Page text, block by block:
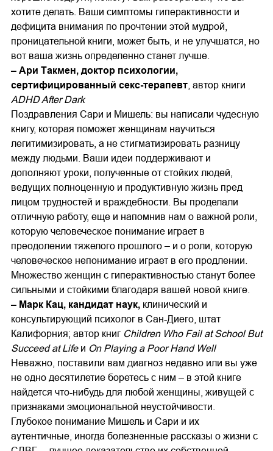
хотите делать. Ваши симптомы гиперактивности и
дефицита внимания по прочтении этой мудрой,
проницательной книги, может быть, и не улучшатся, но
вот ваша жизнь определенно станет лучше.
– Ари Такмен, доктор психологии,
сертифицированный секс-терапевт , автор книги
ADHD After Dark
Поздравления Сари и Мишель: вы написали чудесную
книгу, которая поможет женщинам научиться
легитимизировать, а не стигматизировать разницу
между людьми. Ваши идеи поддерживают и
дополняют уроки, полученные от стойких людей,
ведущих полноценную и продуктивную жизнь пред
лицом трудностей и враждебности. Вы проделали
отличную работу, еще и напомнив нам о важной роли,
которую человеческое понимание играет в
преодолении тяжелого прошлого – и о роли, которую
человеческое непонимание играет в его продлении.
Множество женщин с гиперактивностью станут более
сильными и стойкими благодаря вашей новой книге.
– Марк Кац, кандидат наук, клинический и
консультирующий психолог в Сан-Диего, штат
Калифорния; автор книг Children Who Fail at School But
Succeed at Life и On Playing a Poor Hand Well
Неважно, поставили вам диагноз недавно или вы уже
не одно десятилетие боретесь с ним – в этой книге
найдется что-нибудь для любой женщины, живущей с
признаками эмоциональной неустойчивости.
Глубокое понимание Мишель и Сари и их
аутентичные, иногда болезненные рассказы о жизни с